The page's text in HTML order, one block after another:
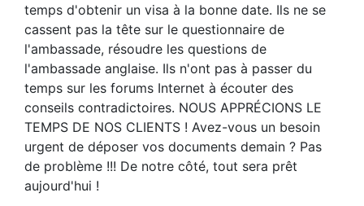
temps d'obtenir un visa à la bonne date. Ils ne se
cassent pas la tête sur le questionnaire de
l'ambassade, résoudre les questions de
l'ambassade anglaise. Ils n'ont pas à passer du
temps sur les forums Internet à écouter des
conseils contradictoires. NOUS APPRÉCIONS LE
TEMPS DE NOS CLIENTS ! Avez-vous un besoin
urgent de déposer vos documents demain ? Pas
de problème !!! De notre côté, tout sera prêt
aujourd'hui !